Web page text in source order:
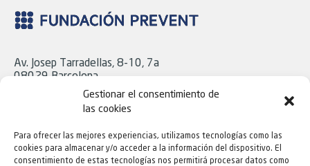
Gestionar el consentimiento de
las cookies
Para ofrecer las mejores experiencias, utilizamos tecnologías como las
cookies para almacenar y/o acceder a la información del dispositivo. El
consentimiento de estas tecnologías nos permitirá procesar datos como
Av. Josep Tarradellas, 8-10, 7a
08029 Barcelona
Tel. 93 439 18 06
C/ Cavanilles, 43, Bajo
28007 Madrid